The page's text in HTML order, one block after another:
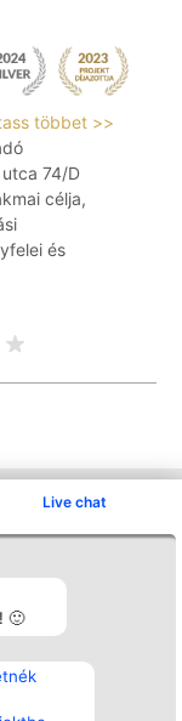
Live chat
🙂
többet >>
74/D
célja,
és
Elérhetőség